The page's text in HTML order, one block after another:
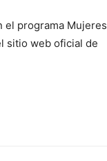
el programa Mujeres
sitio web oficial de